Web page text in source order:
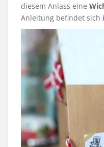
diesem Anlass eine
Anleitung befindet sich